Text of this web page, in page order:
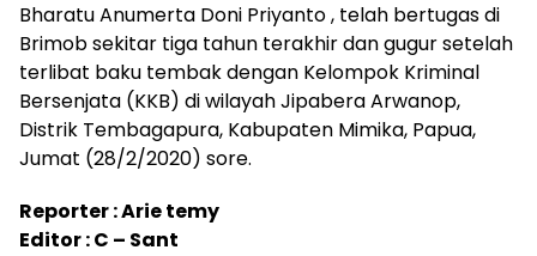
Bharatu Anumerta Doni Priyanto , telah bertugas di
Brimob sekitar tiga tahun terakhir dan gugur setelah
terlibat baku tembak dengan Kelompok Kriminal
Bersenjata (KKB) di wilayah Jipabera Arwanop,
Distrik Tembagapura, Kabupaten Mimika, Papua,
Jumat (28/2/2020) sore.
Reporter : Arie temy
Editor : C – Sant